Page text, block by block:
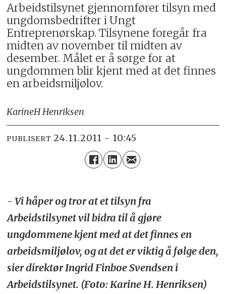
Arbeidstilsynet gjennomfører tilsyn med
ungdomsbedrifter i Ungt
Entreprenørskap. Tilsynene foregår fra
midten av november til midten av
desember. Målet er å sørge for at
ungdommen blir kjent med at det finnes
en arbeidsmiljølov.
KarineH Henriksen
PUBLISERT 24.11.2011 - 10:45
- Vi håper og tror at et tilsyn fra
Arbeidstilsynet vil bidra til å gjøre
ungdommene kjent med at det finnes en
arbeidsmiljølov, og at det er viktig å følge den,
sier direktør Ingrid Finboe Svendsen i
Arbeidstilsynet. (Foto: Karine H. Henriksen)